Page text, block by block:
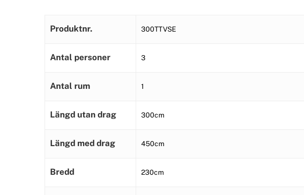
Produktnr. 300TTVSE
Antal personer 3
Antal rum 1
Längd utan drag 300cm
Längd med drag 450cm
Bredd 230cm